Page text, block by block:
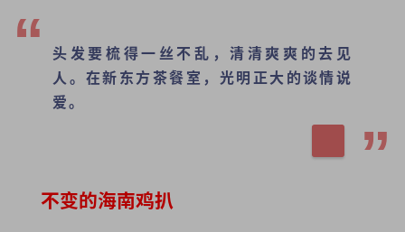
头发要梳得一丝不乱，清清爽爽的去见
人。在新东方茶餐室，光明正大的谈情说
爱。
不变的海南鸡扒